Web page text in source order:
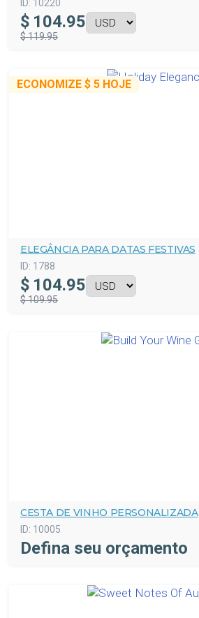
ID: 10220
$ 104.95
$ 119.95
ECONOMIZE $ 5 HOJE
ELEGÂNCIA PARA DATAS FESTIVAS
ID: 1788
$ 104.95
$ 109.95
CESTA DE VINHO PERSONALIZADA
ID: 10005
Defina seu orçamento